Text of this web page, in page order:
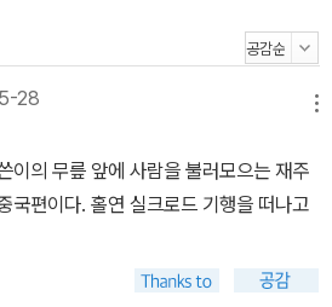
나고, 유장하게 흐르는 황하의 모습을
낄 수 있다. 오래전 이곳에서 중국과 대
흉노는 곳곳에 세워져 있는 조각상과
그 흔적을 추정할 수 있어 비애를 자아
욕관을 지나면 드디어 돈황에 도착한다.
’으로 꼽는 오아시스 도시 돈황은 석굴사
을 보러 오는 답사객들로 붐비는 관광도
의 석굴사원 중 하나인 막고굴은 예부터
28
이의 무릎 앞에 사람을 불러모으는 재주
국편이다. 홀연 실크로드 기행을 떠나고